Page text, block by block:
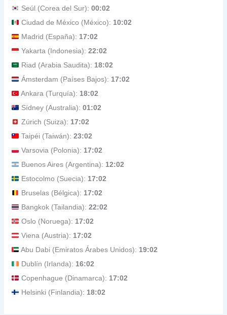
Seúl (Corea del Sur):00:02
Ciudad de México (México): 10:02
Madrid (España): 17:02
Yakarta (Indonesia):22:02
Riad (Arabia Saudita): 18:02
Ámsterdam (Países Bajos): 17:02
Ankara (Turquía): 18:02
Sídney (Australia):01:02
Zúrich (Suiza): 17:02
Taipéi (Taiwán):23:02
Varsovia (Polonia): 17:02
Buenos Aires (Argentina): 12:02
Estocolmo (Suecia): 17:02
Bruselas (Bélgica): 17:02
Bangkok (Tailandia):22:02
Oslo (Noruega): 17:02
Viena (Austria): 17:02
Abu Dabi (Emiratos Árabes Unidos): 19:02
Dublín (Irlanda): 16:02
Copenhague (Dinamarca): 17:02
Helsinki (Finlandia): 18:02